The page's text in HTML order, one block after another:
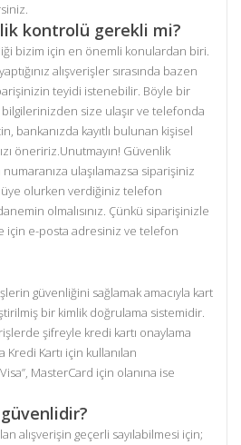
kontrolü gerekli mi?
bizim için en önemli konulardan biri.
alışverişler sırasında bazen
teyidi istenebilir. Böyle bir
bilgilerinizden size ulaşır ve telefonda
bankanızda kayıtlı bulunan kişisel
öneririz.Unutmayın! Güvenlik
ulaşılamazsa siparişiniz
olurken verdiğiniz telefon
olmalısınız. Çünkü siparişinizle
için e-posta adresiniz ve telefon
güvenliğini sağlamak amacıyla kart
bir kimlik doğrulama sistemidir.
şifreyle kredi kartı onaylama
Kartı için kullanılan
MasterCard için olanına ise
alışverişin geçerli sayılabilmesi için;